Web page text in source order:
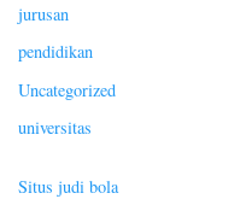
jurusan
pendidikan
Uncategorized
universitas
Situs judi bola